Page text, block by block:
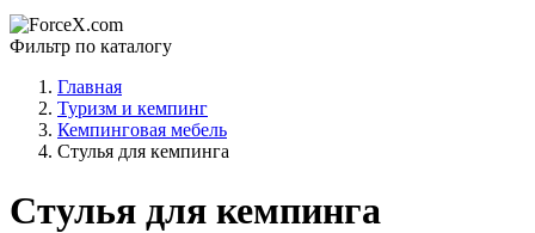
Фильтр по каталогу
Главная
Туризм и кемпинг
Кемпинговая мебель
Стулья для кемпинга
Стулья для кемпинга